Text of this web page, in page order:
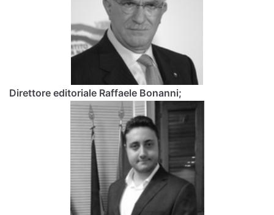
Direttore editoriale Raffaele Bonanni;